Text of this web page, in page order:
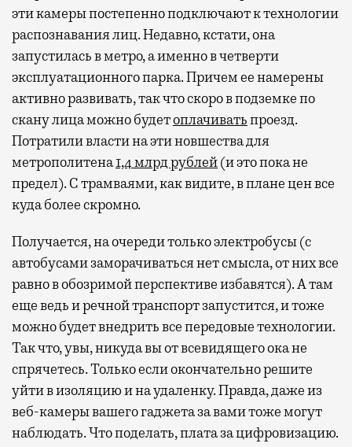
эти камеры постепенно подключают к технологии
распознавания лиц. Недавно, кстати, она
запустилась в метро, а именно в четверти
эксплуатационного парка. Причем ее намерены
активно развивать, так что скоро в подземке по
скану лица можно будетоплачиватьпроезд.
Потратили власти на эти новшества для
метрополитена1,4 млрд рублей(и это пока не
предел). С трамваями, как видите, в плане цен все
куда более скромно.
Получается, на очереди только электробусы (с
автобусами заморачиваться нет смысла, от них все
равно в обозримой перспективе избавятся). А там
еще ведь и речной транспорт запустится, и тоже
можно будет внедрить все передовые технологии.
Так что, увы, никуда вы от всевидящего ока не
спрячетесь. Только если окончательно решите
уйти в изоляцию и на удаленку. Правда, даже из
веб-камеры вашего гаджета за вами тоже могут
наблюдать. Что поделать, плата за цифровизацию.